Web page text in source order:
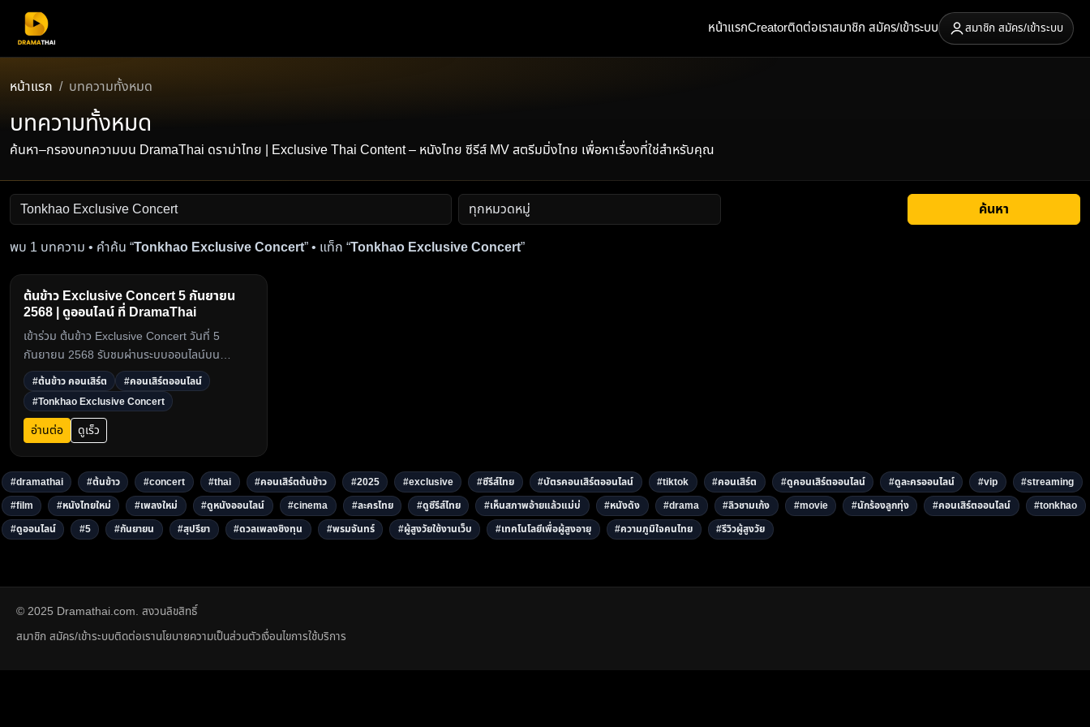
หน้าแรกCreatorติดต่อเราสมาชิก สมัคร/เข้าระบบ สมาชิก สมัคร/เข้าระบบ
หน้าแรก บทความทั้งหมด
บทความทั้งหมด
ค้นหา–กรองบทความบน DramaThai ดราม่าไทย | Exclusive Thai Content – หนังไทย ซีรีส์ MV สตรีมมิ่งไทย เพื่อหาเรื่องที่ใช่สำหรับคุณ
ค้นหา
พบ 1 บทความ • คำค้น “Tonkhao Exclusive Concert” • แท็ก “Tonkhao Exclusive Concert”
ต้นข้าว Exclusive Concert 5 กันยายน
2568 | ดูออนไลน์ ที่ DramaThai
เข้าร่วม ต้นข้าว Exclusive Concert วันที่ 5
กันยายน 2568 รับชมผ่านระบบออนไลน์บน
DramaThai.com ราคาเพียง 250 บาท ซื้อบัตร
ทันที!3
#ต้นข้าว คอนเสิร์ต
#คอนเสิร์ตออนไลน์
#Tonkhao Exclusive Concert
อ่านต่อ ดูเร็ว
#dramathai #ต้นข้าว #concert #thai #คอนเสิร์ตต้นข้าว #2025 #exclusive #ซีรีส์ไทย #บัตรคอนเสิร์ตออนไลน์ #tiktok #คอนเสิร์ต #ดูคอนเสิร์ตออนไลน์ #ดูละครออนไลน์ #vip
#streaming
#film
#หนังไทยใหม่ #เพลงใหม่ #ดูหนังออนไลน์ #cinema #ละครไทย #ดูซีรีส์ไทย #เห็นสภาพอ้ายแล้วแม่บ่ #หนังดัง #drama #ลิวชามเก้ง #movie #นักร้องลูกทุ่ง #คอนเสิร์ตออนไลน์
#tonkhao
#ดูออนไลน์
#5 #กันยายน #สุปรียา #ดวลเพลงชิงทุน #พรมจันทร์ #ผู้สูงวัยใช้งานเว็บ #เทคโนโลยีเพื่อผู้สูงอายุ #ความภูมิใจคนไทย #รีวิวผู้สูงวัย
© 2025 Dramathai.com. สงวนลิขสิทธิ์
สมาชิก สมัคร/เข้าระบบติดต่อเรานโยบายความเป็นส่วนตัวเงื่อนไขการใช้บริการ